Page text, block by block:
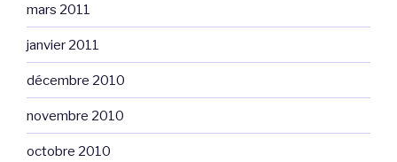
mars 2011
janvier 2011
décembre 2010
novembre 2010
octobre 2010